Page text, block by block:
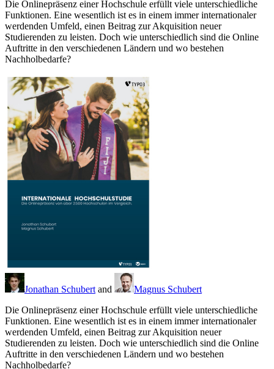
Die Onlinepräsenz einer Hochschule erfüllt viele unterschiedliche
Funktionen. Eine wesentlich ist es in einem immer internationaler
werdenden Umfeld, einen Beitrag zur Akquisition neuer
Studierenden zu leisten. Doch wie unterschiedlich sind die Online
Auftritte in den verschiedenen Ländern und wo bestehen
Nachholbedarfe?
Jonathan Schubertand
Magnus Schubert
Die Onlinepräsenz einer Hochschule erfüllt viele unterschiedliche
Funktionen. Eine wesentlich ist es in einem immer internationaler
werdenden Umfeld, einen Beitrag zur Akquisition neuer
Studierenden zu leisten. Doch wie unterschiedlich sind die Online
Auftritte in den verschiedenen Ländern und wo bestehen
Nachholbedarfe?